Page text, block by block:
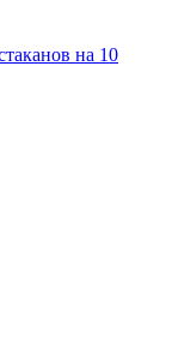
на 10